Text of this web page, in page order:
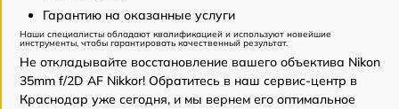
Гарантию на оказанные услуги
Наши специалисты обладают квалификацией и используют новейшие
инструменты, чтобы гарантировать качественный результат.
Не откладывайте восстановление вашего объектива Nikon
35mm f/2D AF Nikkor! Обратитесь в наш сервис-центр в
Краснодар уже сегодня, и мы вернем его оптимальное